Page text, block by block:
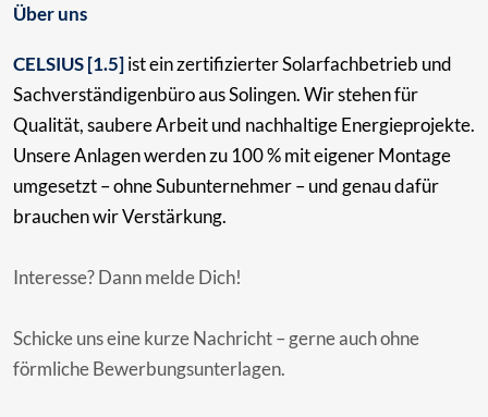
Über uns
CELSIUS [1.5]ist ein zertifizierter Solarfachbetrieb und
Sachverständigenbüro aus Solingen. Wir stehen für
Qualität, saubere Arbeit und nachhaltige Energieprojekte.
Unsere Anlagen werden zu 100 % mit eigener Montage
umgesetzt – ohne Subunternehmer – und genau dafür
brauchen wir Verstärkung.
Interesse? Dann melde Dich!
Schicke uns eine kurze Nachricht – gerne auch ohne
förmliche Bewerbungsunterlagen.